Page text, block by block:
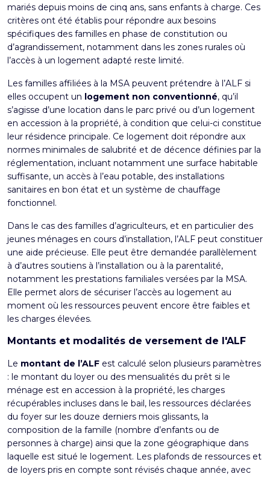
mariés depuis moins de cinq ans, sans enfants à charge. Ces
critères ont été établis pour répondre aux besoins
spécifiques des familles en phase de constitution ou
d’agrandissement, notamment dans les zones rurales où
l’accès à un logement adapté reste limité.
Les familles affiliées à la MSA peuvent prétendre à l’ALF si
elles occupent un logement non conventionné, qu’il
s’agisse d’une location dans le parc privé ou d’un logement
en accession à la propriété, à condition que celui-ci constitue
leur résidence principale. Ce logement doit répondre aux
normes minimales de salubrité et de décence définies par la
réglementation, incluant notamment une surface habitable
suffisante, un accès à l’eau potable, des installations
sanitaires en bon état et un système de chauffage
fonctionnel.
Dans le cas des familles d’agriculteurs, et en particulier des
jeunes ménages en cours d’installation, l’ALF peut constituer
une aide précieuse. Elle peut être demandée parallèlement
à d’autres soutiens à l’installation ou à la parentalité,
notamment les prestations familiales versées par la MSA.
Elle permet alors de sécuriser l’accès au logement au
moment où les ressources peuvent encore être faibles et
les charges élevées.
Montants et modalités de versement de l'ALF
Le montant de l’ALF est calculé selon plusieurs paramètres
: le montant du loyer ou des mensualités du prêt si le
ménage est en accession à la propriété, les charges
récupérables incluses dans le bail, les ressources déclarées
du foyer sur les douze derniers mois glissants, la
composition de la famille (nombre d’enfants ou de
personnes à charge) ainsi que la zone géographique dans
laquelle est situé le logement. Les plafonds de ressources et
de loyers pris en compte sont révisés chaque année, avec